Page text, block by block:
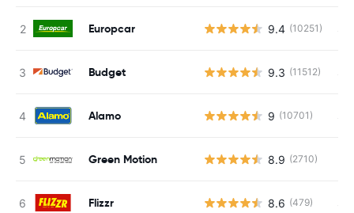
Europcar 9.4 (10251)
Budget 9.3 (11512)
Alamo 9 (10701)
Green Motion 8.9 (2710)
Flizzr 8.6 (479)